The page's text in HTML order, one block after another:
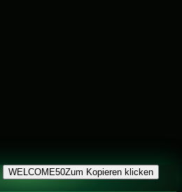
WELCOME50Zum Kopieren klicken